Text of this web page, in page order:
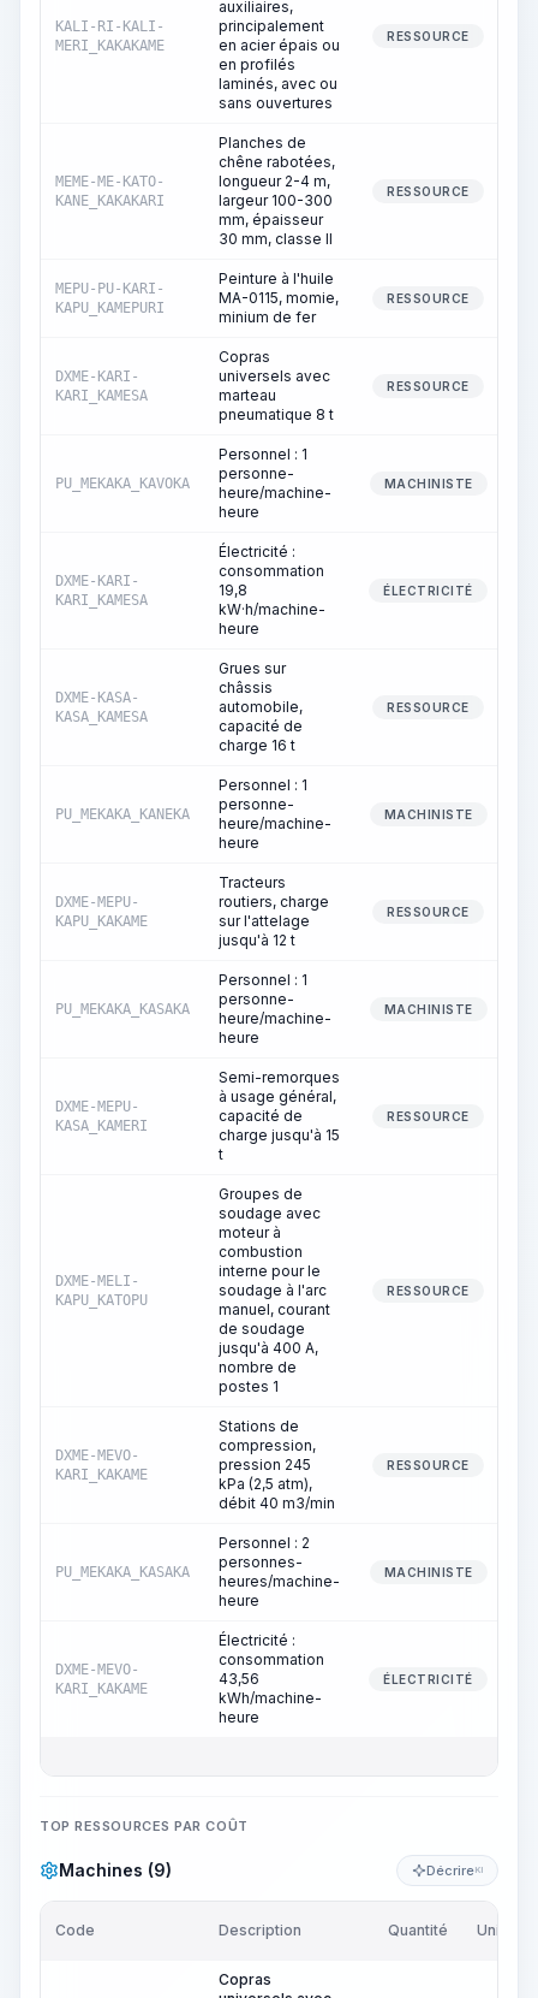
KALI-RI-KALI-
MERI_KAKAKAME
auxiliaires,
principalement
en acier épais ou
en profilés
laminés, avec ou
sans ouvertures
RESSOURCE
MEME-ME-KATO-
KANE_KAKAKARI
Planches de
chêne rabotées,
longueur 2-4 m,
largeur 100-300
mm, épaisseur
30 mm, classe II
RESSOURCE
MEPU-PU-KARI-
KAPU_KAMEPURI
Peinture à l'huile
MA-0115, momie,
minium de fer
RESSOURCE
DXME-KARI-
KARI_KAMESA
Copras
universels avec
marteau
pneumatique 8 t
RESSOURCE
PU_MEKAKA_KAVOKA
Personnel : 1
personne-
heure/machine-
heure
MACHINISTE
DXME-KARI-
KARI_KAMESA
Électricité :
consommation
19,8
kW·h/machine-
heure
ÉLECTRICITÉ
DXME-KASA-
KASA_KAMESA
Grues sur
châssis
automobile,
capacité de
charge 16 t
RESSOURCE
PU_MEKAKA_KANEKA
Personnel : 1
personne-
heure/machine-
heure
MACHINISTE
DXME-MEPU-
KAPU_KAKAME
Tracteurs
routiers, charge
sur l'attelage
jusqu'à 12 t
RESSOURCE
PU_MEKAKA_KASAKA
Personnel : 1
personne-
heure/machine-
heure
MACHINISTE
DXME-MEPU-
KASA_KAMERI
Semi-remorques
à usage général,
capacité de
charge jusqu'à 15
t
RESSOURCE
DXME-MELI-
KAPU_KATOPU
Groupes de
soudage avec
moteur à
combustion
interne pour le
soudage à l'arc
manuel, courant
de soudage
jusqu'à 400 A,
nombre de
postes 1
RESSOURCE
DXME-MEVO-
KARI_KAKAME
Stations de
compression,
pression 245
kPa (2,5 atm),
débit 40 m3/min
RESSOURCE
PU_MEKAKA_KASAKA
Personnel : 2
personnes-
heures/machine-
heure
MACHINISTE
DXME-MEVO-
KARI_KAKAME
Électricité :
consommation
43,56
kWh/machine-
heure
ÉLECTRICITÉ
TOP RESSOURCES PAR COÛT
Machines (9) DécrireKI
Code Description Quantité Unité
Copras